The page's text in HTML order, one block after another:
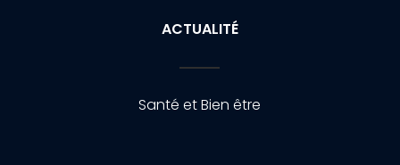
ACTUALITÉ
Santé et Bien être